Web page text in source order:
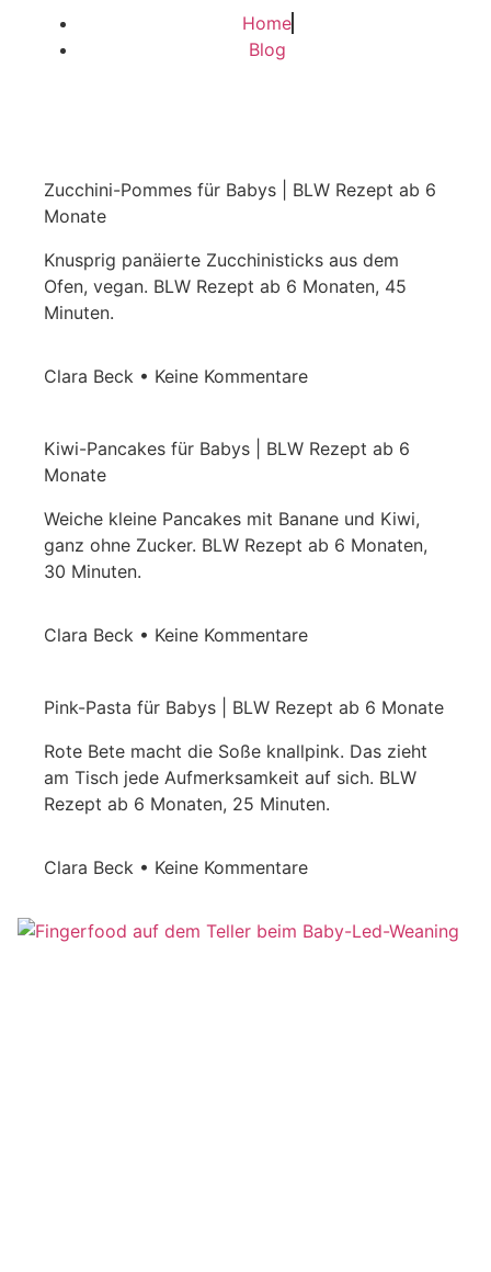
Home
Blog
Zucchini-Pommes für Babys | BLW Rezept ab 6
Monate
Knusprig panäierte Zucchinisticks aus dem
Ofen, vegan. BLW Rezept ab 6 Monaten, 45
Minuten.
Clara Beck Keine Kommentare
Kiwi-Pancakes für Babys | BLW Rezept ab 6
Monate
Weiche kleine Pancakes mit Banane und Kiwi,
ganz ohne Zucker. BLW Rezept ab 6 Monaten,
30 Minuten.
Clara Beck Keine Kommentare
Pink-Pasta für Babys | BLW Rezept ab 6 Monate
Rote Bete macht die Soße knallpink. Das zieht
am Tisch jede Aufmerksamkeit auf sich. BLW
Rezept ab 6 Monaten, 25 Minuten.
Clara Beck Keine Kommentare